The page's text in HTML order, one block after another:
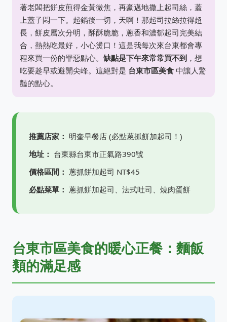
著老闆把餅皮煎得金黃微焦，再豪邁地撒上起司絲，蓋
上蓋子悶一下。起鍋後一切，天啊！那起司拉絲拉得超
長，餅皮層次分明，酥酥脆脆，蔥香和濃郁起司完美結
合，熱熱吃最好，小心燙口！這是我每次來台東都會專
程來買一份的罪惡點心。 缺點是下午來常常買不到 ，想
吃要趁早或避開尖峰。這絕對是 台東市區美食 中讓人驚
豔的點心。
推薦店家： 明奎早餐店 (必點蔥抓餅加起司！)
地址： 台東縣台東市正氣路390號
價格區間： 蔥抓餅加起司 NT$45
必點菜單： 蔥抓餅加起司、法式吐司、燒肉蛋餅
台東市區美食的暖心正餐：麵飯
類的滿足感